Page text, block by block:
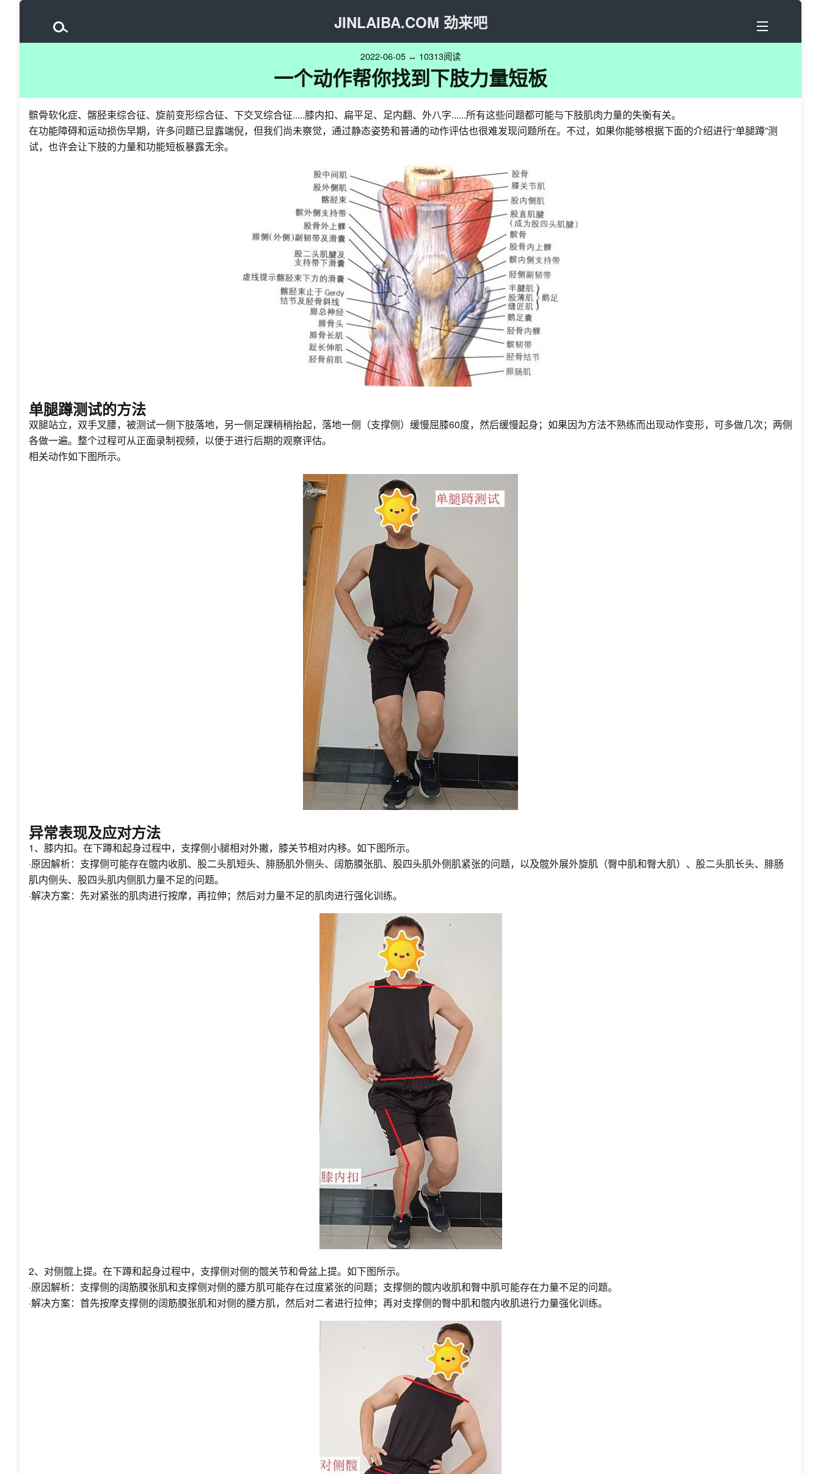
JINLAIBA.COM 劲来吧
2022-06-05 ↔ 10313阅读
一个动作帮你找到下肢力量短板
髌骨软化症、髂胫束综合征、旋前变形综合征、下交叉综合征.....膝内扣、扁平足、足内翻、外八字......所有这些问题都可能与下肢肌肉力量的失衡有关。
在功能障碍和运动损伤早期，许多问题已显露端倪，但我们尚未察觉，通过静态姿势和普通的动作评估也很难发现问题所在。不过，如果你能够根据下面的介绍进行“单腿蹲”测
试，也许会让下肢的力量和功能短板暴露无余。
单腿蹲测试的方法
双腿站立，双手叉腰，被测试一侧下肢落地，另一侧足踝稍稍抬起，落地一侧（支撑侧）缓慢屈膝60度，然后缓慢起身；如果因为方法不熟练而出现动作变形，可多做几次；两侧
各做一遍。整个过程可从正面录制视频，以便于进行后期的观察评估。
相关动作如下图所示。
异常表现及应对方法
1、膝内扣。在下蹲和起身过程中，支撑侧小腿相对外撇，膝关节相对内移。如下图所示。
·原因解析：支撑侧可能存在髋内收肌、股二头肌短头、腓肠肌外侧头、阔筋膜张肌、股四头肌外侧肌紧张的问题，以及髋外展外旋肌（臀中肌和臀大肌）、股二头肌长头、腓肠
肌内侧头、股四头肌内侧肌力量不足的问题。
·解决方案：先对紧张的肌肉进行按摩，再拉伸；然后对力量不足的肌肉进行强化训练。
2、对侧髋上提。在下蹲和起身过程中，支撑侧对侧的髋关节和骨盆上提。如下图所示。
·原因解析：支撑侧的阔筋膜张肌和支撑侧对侧的腰方肌可能存在过度紧张的问题；支撑侧的髋内收肌和臀中肌可能存在力量不足的问题。
·解决方案：首先按摩支撑侧的阔筋膜张肌和对侧的腰方肌，然后对二者进行拉伸；再对支撑侧的臀中肌和髋内收肌进行力量强化训练。